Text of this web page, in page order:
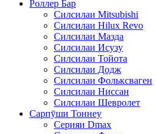
Роллер Бар
Силсилаи Mitsubishi
Силсилаи Hilux Revo
Силсилаи Мазда
Силсилаи Исузу
Силсилаи Тойота
Силсилаи Додж
Силсилаи Фольксваген
Силсилаи Ниссан
Силсилаи Шевролет
Сарпӯши Тоннеу
Серияи Dmax